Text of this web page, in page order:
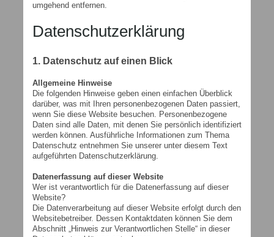
umgehend entfernen.
Datenschutzerklärung
1. Datenschutz auf einen Blick
Allgemeine Hinweise
Die folgenden Hinweise geben einen einfachen Überblick
darüber, was mit Ihren personenbezogenen Daten passiert,
wenn Sie diese Website besuchen. Personenbezogene
Daten sind alle Daten, mit denen Sie persönlich identifiziert
werden können. Ausführliche Informationen zum Thema
Datenschutz entnehmen Sie unserer unter diesem Text
aufgeführten Datenschutzerklärung.
Datenerfassung auf dieser Website
Wer ist verantwortlich für die Datenerfassung auf dieser
Website?
Die Datenverarbeitung auf dieser Website erfolgt durch den
Websitebetreiber. Dessen Kontaktdaten können Sie dem
Abschnitt „Hinweis zur Verantwortlichen Stelle“ in dieser